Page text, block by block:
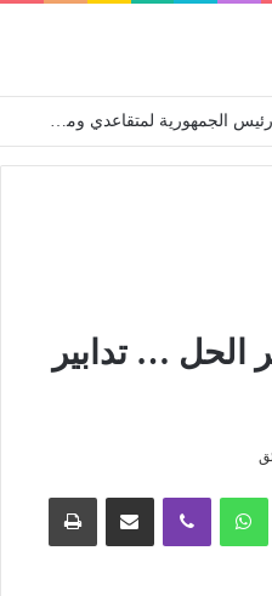
إشادة قوية بالعناية التي يوليها رئيس الجمهورية لمتقاعدي ومعطوبي وكبار جرحى الجيش الوطني الشعبي
الحل … تدابير
بينتيريست واتساب ڤايبر مشاركة عبر البريد